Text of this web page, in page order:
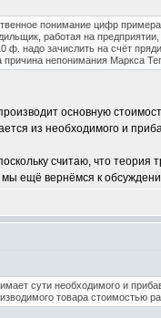
понимание цифр
работая на
ф. надо зачислить на счёт
причина непонимания Маркса
основную
из необходимого и
считаю, что
мы ещё вернёмся к
сути необходимого и
товара стоимостью